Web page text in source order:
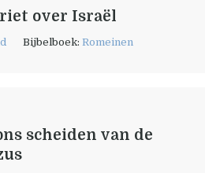
over Israël
Bijbelboek:Romeinen
scheiden van de